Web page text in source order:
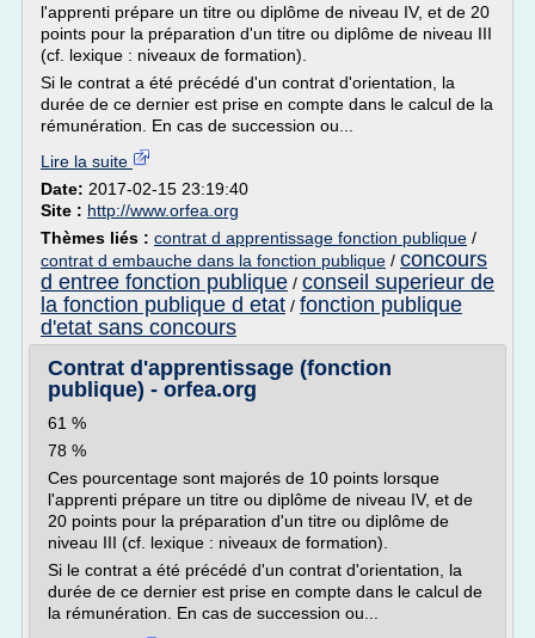
l'apprenti prépare un titre ou diplôme de niveau IV, et de 20
points pour la préparation d'un titre ou diplôme de niveau III
(cf. lexique : niveaux de formation).
Si le contrat a été précédé d'un contrat d'orientation, la
durée de ce dernier est prise en compte dans le calcul de la
rémunération. En cas de succession ou...
Lire la suite
Date: 2017-02-15 23:19:40
Site : http://www.orfea.org
Thèmes liés : contrat d apprentissage fonction publique /
contrat d embauche dans la fonction publique / concours
d entree fonction publique / conseil superieur de
la fonction publique d etat / fonction publique
d'etat sans concours
Contrat d'apprentissage (fonction
publique) - orfea.org
61 %
78 %
Ces pourcentage sont majorés de 10 points lorsque
l'apprenti prépare un titre ou diplôme de niveau IV, et de
20 points pour la préparation d'un titre ou diplôme de
niveau III (cf. lexique : niveaux de formation).
Si le contrat a été précédé d'un contrat d'orientation, la
durée de ce dernier est prise en compte dans le calcul de
la rémunération. En cas de succession ou...